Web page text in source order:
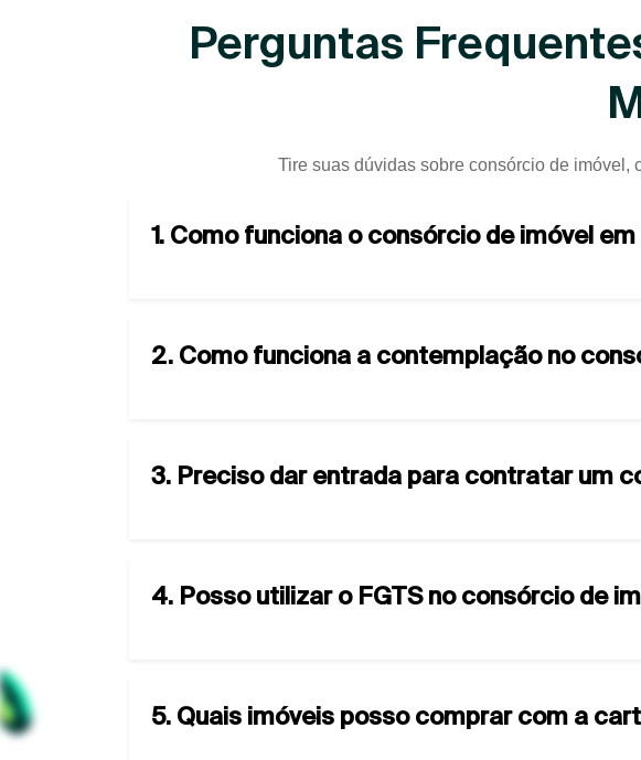
Perguntas
Tire suas dúvidas sobre consórcio de imóvel,
1. Como funciona o consórcio de imóvel
2. Como funciona a contemplação no
3. Preciso dar entrada para contratar um
4. Posso utilizar o FGTS no consórcio de
5. Quais imóveis posso comprar com a